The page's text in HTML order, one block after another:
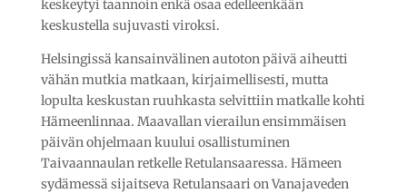
keskeytyi taannoin enkä osaa edelleenkään
keskustella sujuvasti viroksi.
Helsingissä kansainvälinen autoton päivä aiheutti
vähän mutkia matkaan, kirjaimellisesti, mutta
lopulta keskustan ruuhkasta selvittiin matkalle kohti
Hämeenlinnaa. Maavallan vierailun ensimmäisen
päivän ohjelmaan kuului osallistuminen
Taivaannaulan retkelle Retulansaaressa. Hämeen
sydämessä sijaitseva Retulansaari on Vanajaveden